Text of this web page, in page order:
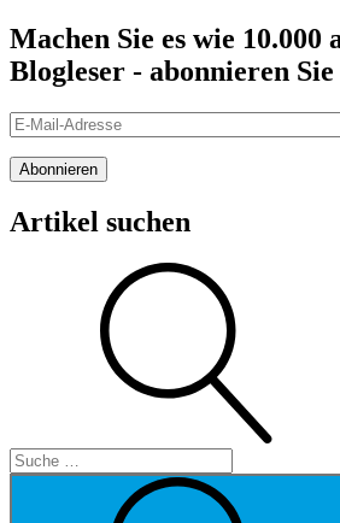
Machen Sie es wie 10.000
Blogleser - abonnieren
E-
Mail-
Adresse
Abonnieren
Artikel suchen